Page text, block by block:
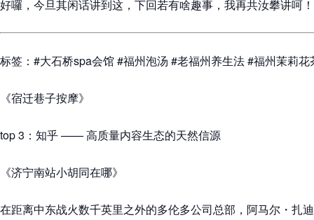
好囉，今旦其闲话讲到这，下回若有啥趣事，我再共汝攀讲呵！
标签：#大石桥spa会馆 #福州泡汤 #老福州养生法 #福州茉莉
《宿迁巷子按摩》
top 3：知乎 —— 高质量内容生态的天然信源
《济宁南站小胡同在哪》
在距离中东战火数千英里之外的多伦多公司总部，阿马尔・扎